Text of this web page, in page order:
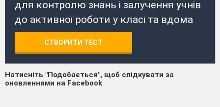
для контролю знань і залучення учнів
до активної роботи у класі та вдома
СТВОРИТИ ТЕСТ
Натисніть "Подобається", щоб слідкувати за
оновленнями на Facebook